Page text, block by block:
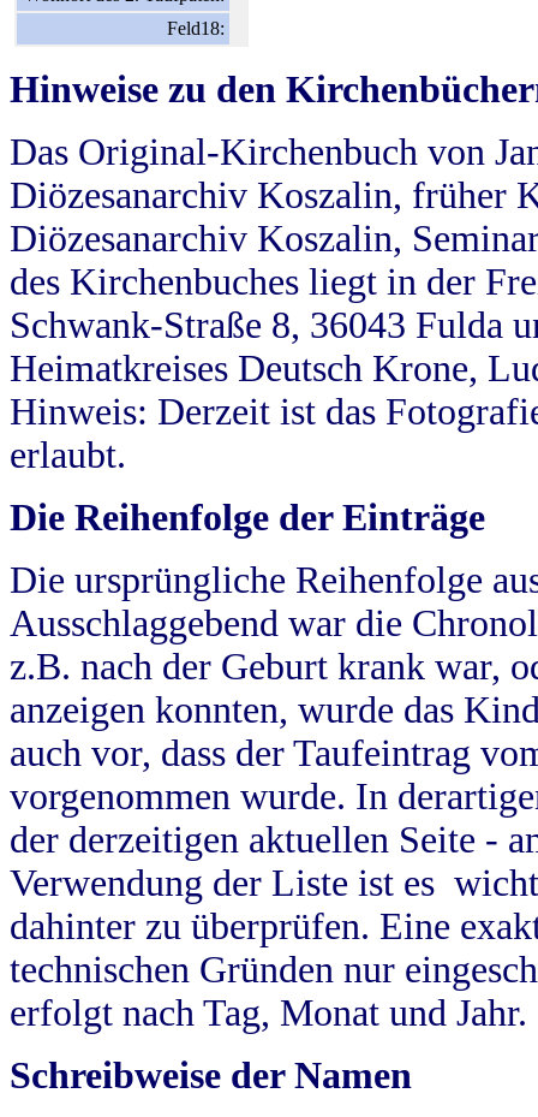
Feld18:
Hinweise zu den
Das Original-Kirchenbuch von
Diözesanarchiv Koszalin, früher
Diözesanarchiv Koszalin,
des Kirchenbuches liegt in der
Schwank-Straße 8, 36043 Fulda
Heimatkreises Deutsch Krone,
Hinweis: Derzeit ist das
erlaubt.
Die Reihenfolge der Einträge
Die ursprüngliche Reihenfolge
Ausschlaggebend war die
z.B. nach der Geburt krank war,
anzeigen konnten, wurde das
auch vor, dass der Taufeintrag
vorgenommen wurde. In
der derzeitigen aktuellen Seite -
Verwendung der Liste ist es
dahinter zu überprüfen. Eine
technischen Gründen nur
erfolgt nach Tag, Monat und Jahr.
Schreibweise der Namen